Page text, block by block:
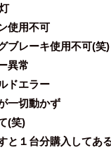
使用不可
ブレーキ使用不可(笑)
異常
ドエラー
一切動かず
(笑)
と１台分購入してあ